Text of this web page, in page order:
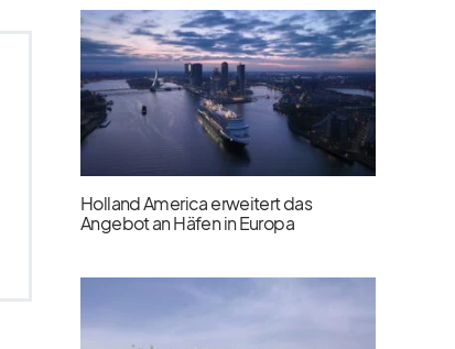
Holland America erweitert das
Angebot an Häfen in Europa